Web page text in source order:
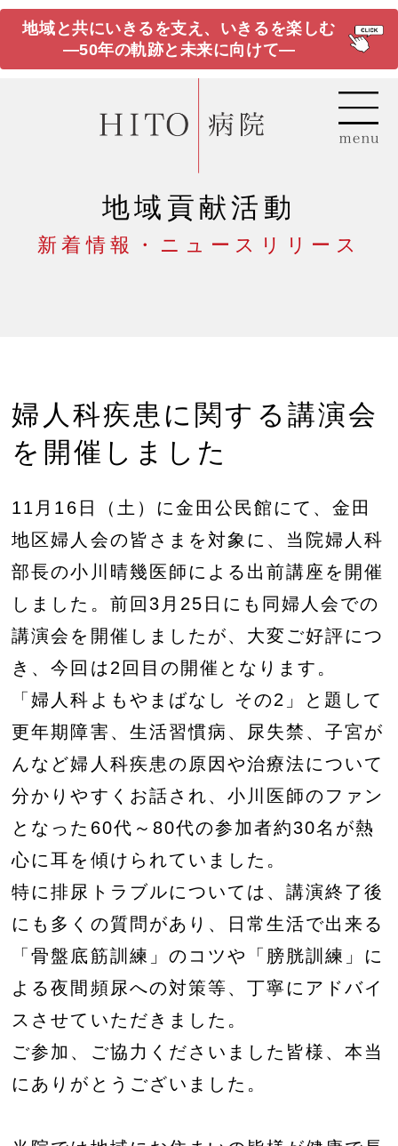
地域と共にいきるを支え、いきるを楽しむ
―50年の軌跡と未来に向けて―
地域貢献活動
新着情報・ニュースリリース
婦人科疾患に関する講演会
を開催しました
11月16日（土）に金田公民館にて、金田
地区婦人会の皆さまを対象に、当院婦人科
部長の小川晴幾医師による出前講座を開催
しました。前回3月25日にも同婦人会での
講演会を開催しましたが、大変ご好評につ
き、今回は2回目の開催となります。
「婦人科よもやまばなし その2」と題して
更年期障害、生活習慣病、尿失禁、子宮が
んなど婦人科疾患の原因や治療法について
分かりやすくお話され、小川医師のファン
となった60代～80代の参加者約30名が熱
心に耳を傾けられていました。
特に排尿トラブルについては、講演終了後
にも多くの質問があり、日常生活で出来る
「骨盤底筋訓練」のコツや「膀胱訓練」に
よる夜間頻尿への対策等、丁寧にアドバイ
スさせていただきました。
ご参加、ご協力くださいました皆様、本当
にありがとうございました。